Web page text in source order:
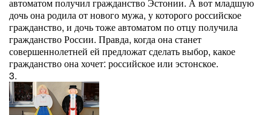
дочь она родила от нового мужа, у которого российское
гражданство, и дочь тоже автоматом по отцу получила
гражданство России. Правда, когда она станет
совершеннолетней ей предложат сделать выбор, какое
гражданство она хочет: российское или эстонское.
3.